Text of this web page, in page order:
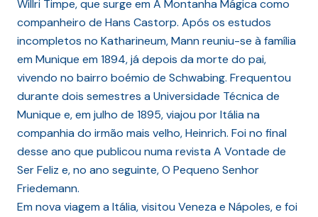
Willri Timpe, que surge em A Montanha Mágica como
companheiro de Hans Castorp. Após os estudos
incompletos no Katharineum, Mann reuniu-se à família
em Munique em 1894, já depois da morte do pai,
vivendo no bairro boémio de Schwabing. Frequentou
durante dois semestres a Universidade Técnica de
Munique e, em julho de 1895, viajou por Itália na
companhia do irmão mais velho, Heinrich. Foi no final
desse ano que publicou numa revista A Vontade de
Ser Feliz e, no ano seguinte, O Pequeno Senhor
Friedemann.
Em nova viagem a Itália, visitou Veneza e Nápoles, e foi